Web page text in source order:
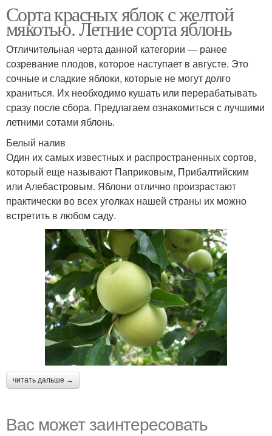
Сорта красных яблок с желтой
мякотью. Летние сорта яблонь
Отличительная черта данной категории — ранее
созревание плодов, которое наступает в августе. Это
сочные и сладкие яблоки, которые не могут долго
храниться. Их необходимо кушать или перерабатывать
сразу после сбора. Предлагаем ознакомиться с лучшими
летними сотами яблонь.
Белый налив
Один их самых известных и распространенных сортов,
который еще называют Паприковым, Прибалтийским
или Алебастровым. Яблони отлично произрастают
практически во всех уголках нашей страны их можно
встретить в любом саду.
читать дальше →
Вас может заинтересовать